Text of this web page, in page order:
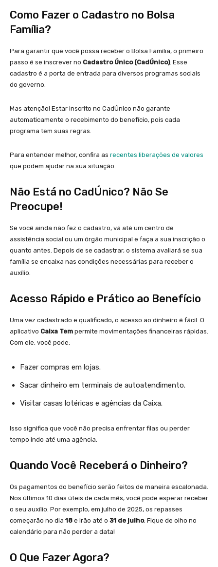
Como Fazer o Cadastro no Bolsa
Família?
Para garantir que você possa receber o Bolsa Família, o primeiro
passo é se inscrever no Cadastro Único (CadÚnico). Esse
cadastro é a porta de entrada para diversos programas sociais
do governo.
Mas atenção! Estar inscrito no CadÚnico não garante
automaticamente o recebimento do benefício, pois cada
programa tem suas regras.
Para entender melhor, confira as recentes liberações de valores
que podem ajudar na sua situação.
Não Está no CadÚnico? Não Se
Preocupe!
Se você ainda não fez o cadastro, vá até um centro de
assistência social ou um órgão municipal e faça a sua inscrição o
quanto antes. Depois de se cadastrar, o sistema avaliará se sua
família se encaixa nas condições necessárias para receber o
auxílio.
Acesso Rápido e Prático ao Benefício
Uma vez cadastrado e qualificado, o acesso ao dinheiro é fácil. O
aplicativo Caixa Tem permite movimentações financeiras rápidas.
Com ele, você pode:
Fazer compras em lojas.
Sacar dinheiro em terminais de autoatendimento.
Visitar casas lotéricas e agências da Caixa.
Isso significa que você não precisa enfrentar filas ou perder
tempo indo até uma agência.
Quando Você Receberá o Dinheiro?
Os pagamentos do benefício serão feitos de maneira escalonada.
Nos últimos 10 dias úteis de cada mês, você pode esperar receber
o seu auxílio. Por exemplo, em julho de 2025, os repasses
começarão no dia 18 e irão até o 31 de julho. Fique de olho no
calendário para não perder a data!
O Que Fazer Agora?